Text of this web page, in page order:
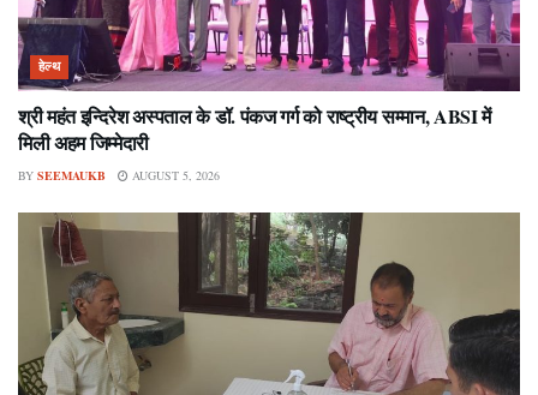
हेल्थ
श्री महंत इन्दिरेश अस्पताल के डॉ. पंकज गर्ग को राष्ट्रीय सम्मान, ABSI में
मिली अहम जिम्मेदारी
BY SEEMAUKB AUGUST 5, 2026